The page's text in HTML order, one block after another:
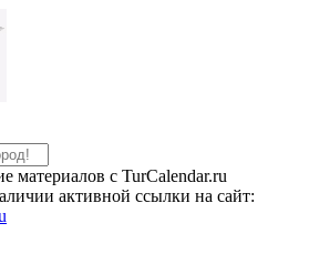
материалов c TurCalendar.ru
активной ссылки на сайт: